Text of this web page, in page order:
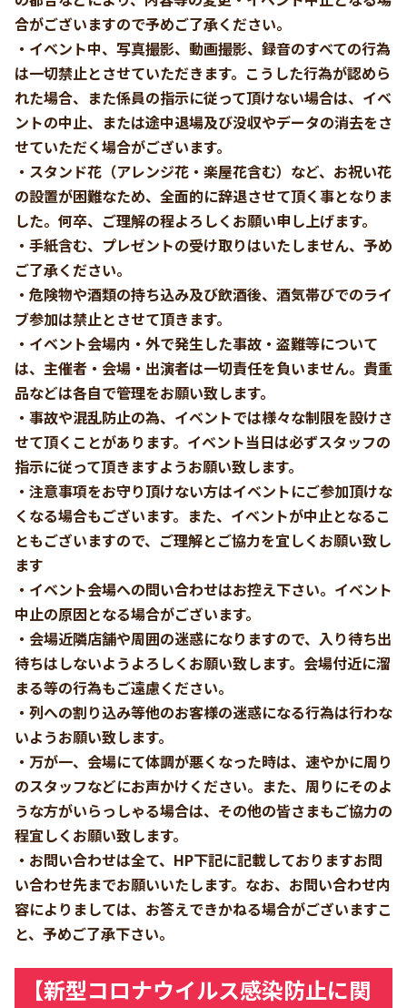
合がございますので予めご了承ください。
・イベント中、写真撮影、動画撮影、録音のすべての行為
は一切禁止とさせていただきます。こうした行為が認めら
れた場合、また係員の指示に従って頂けない場合は、イベ
ントの中止、または途中退場及び没収やデータの消去をさ
せていただく場合がございます。
・スタンド花（アレンジ花・楽屋花含む）など、お祝い花
の設置が困難なため、全面的に辞退させて頂く事となりま
した。何卒、ご理解の程よろしくお願い申し上げます。
・手紙含む、プレゼントの受け取りはいたしません、予め
ご了承ください。
・危険物や酒類の持ち込み及び飲酒後、酒気帯びでのライ
ブ参加は禁止とさせて頂きます。
・イベント会場内・外で発生した事故・盗難等について
は、主催者・会場・出演者は一切責任を負いません。貴重
品などは各自で管理をお願い致します。
・事故や混乱防止の為、イベントでは様々な制限を設けさ
せて頂くことがあります。イベント当日は必ずスタッフの
指示に従って頂きますようお願い致します。
・注意事項をお守り頂けない方はイベントにご参加頂けな
くなる場合もございます。また、イベントが中止となるこ
ともございますので、ご理解とご協力を宜しくお願い致し
ます
・イベント会場への問い合わせはお控え下さい。イベント
中止の原因となる場合がございます。
・会場近隣店舗や周囲の迷惑になりますので、入り待ち出
待ちはしないようよろしくお願い致します。会場付近に溜
まる等の行為もご遠慮ください。
・列への割り込み等他のお客様の迷惑になる行為は行わな
いようお願い致します。
・万が一、会場にて体調が悪くなった時は、速やかに周り
のスタッフなどにお声かけください。また、周りにそのよ
うな方がいらっしゃる場合は、その他の皆さまもご協力の
程宜しくお願い致します。
・お問い合わせは全て、HP下記に記載しておりますお問
い合わせ先までお願いいたします。なお、お問い合わせ内
容によりましては、お答えできかねる場合がございますこ
と、予めご了承下さい。
【新型コロナウイルス感染防止に関